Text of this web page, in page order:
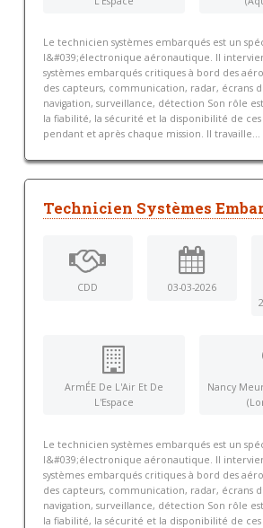
Le technicien systèmes embarqués est un
l&#039;électronique aéronautique. Il
systèmes embarqués critiques à bord des
des capteurs, communication, radar, écrans
navigation, surveillance, détection Son rôle
la fiabilité, la sécurité et la disponibilité de ces
pendant et après chaque mission. Il travaille...
Technicien Systèmes
CDD 03-03-2026
ArmÉE De L'Air Et De
L'Espace
Nancy
Le technicien systèmes embarqués est un
l&#039;électronique aéronautique. Il
systèmes embarqués critiques à bord des
des capteurs, communication, radar, écrans
navigation, surveillance, détection Son rôle
la fiabilité, la sécurité et la disponibilité de ces